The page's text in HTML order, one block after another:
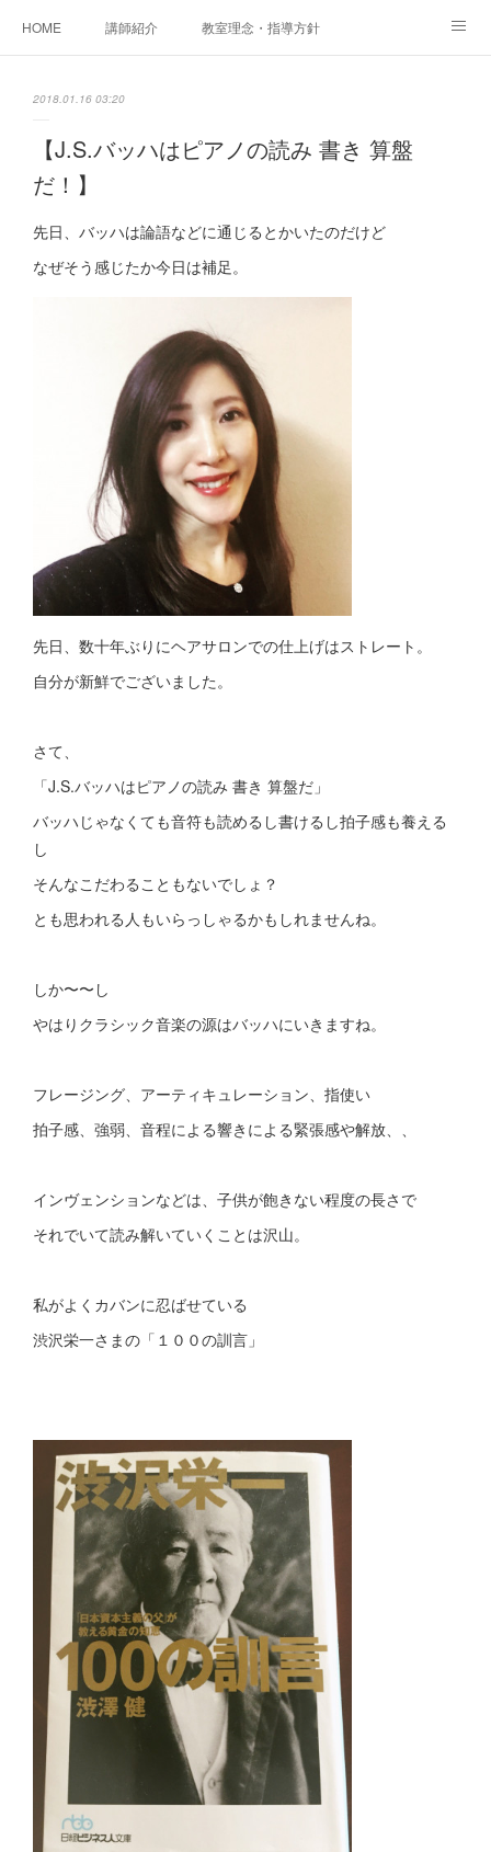
HOME 講師紹介 教室理念・指導方針
ご相談・体験レッスンお申し込み
2018.01.16 03:20
【J.S.バッハはピアノの読み 書き 算盤
だ！】
先日、バッハは論語などに通じるとかいたのだけど
なぜそう感じたか今日は補足。
先日、数十年ぶりにヘアサロンでの仕上げはストレート。
自分が新鮮でございました。
さて、
「J.S.バッハはピアノの読み 書き 算盤だ」
バッハじゃなくても音符も読めるし書けるし拍子感も養える
し
そんなこだわることもないでしょ？
とも思われる人もいらっしゃるかもしれませんね。
しか〜〜し
やはりクラシック音楽の源はバッハにいきますね。
フレージング、アーティキュレーション、指使い
拍子感、強弱、音程による響きによる緊張感や解放、、
インヴェンションなどは、子供が飽きない程度の長さで
それでいて読み解いていくことは沢山。
私がよくカバンに忍ばせている
渋沢栄一さまの「１００の訓言」